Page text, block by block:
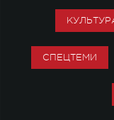
СПЕЦТЕМИ